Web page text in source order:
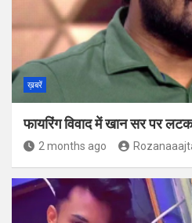
ख़बरें
फायरिंग विवाद में खान सर पर लटक
2 months ago